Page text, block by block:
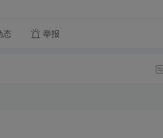
态 举报